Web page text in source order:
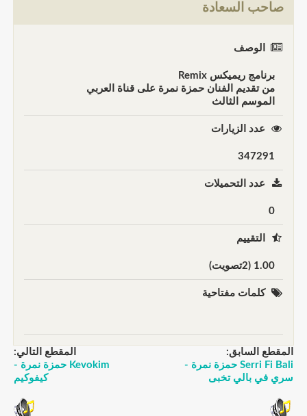
صاحب السعادة
الوصف
برنامج ريميكس Remix
من تقديم الفنان حمزة نمرة على قناة العربي
الموسم الثالث
عدد الزيارات
347291
عدد التحميلات
0
التقييم
1.00 (2تصويت)
كلمات مفتاحية
المقطع السابق:
Serri Fi Bali حمزة نمرة -
سري في بالي تخبى
المقطع التالي:
Kevokim حمزة نمرة -
كيفوكيم